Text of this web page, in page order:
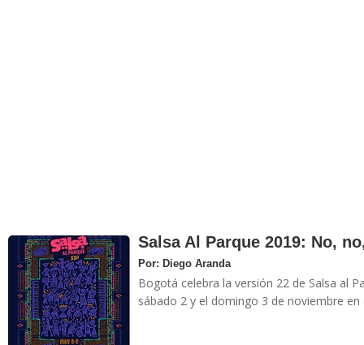
Salsa Al Parque 2019: No,
Por: Diego Aranda
Bogotá celebra la versión 22 de Salsa al
sábado 2 y el domingo 3 de noviembre